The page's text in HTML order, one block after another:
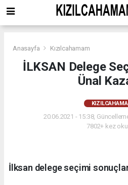
Anasayfa Kızılcahamam
İLKSAN Delege
Ünal
20.06.2021 - 15:38,
7802+ kez
İlksan delege seçimi